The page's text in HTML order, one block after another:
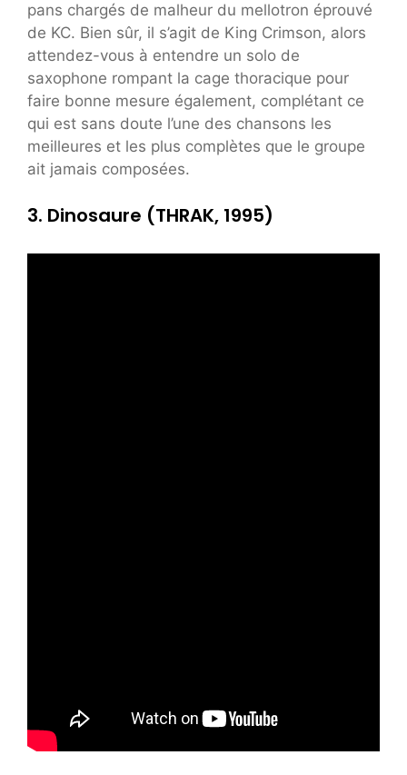
pans chargés de malheur du mellotron éprouvé
de KC. Bien sûr, il s’agit de King Crimson, alors
attendez-vous à entendre un solo de
saxophone rompant la cage thoracique pour
faire bonne mesure également, complétant ce
qui est sans doute l’une des chansons les
meilleures et les plus complètes que le groupe
ait jamais composées.
3. Dinosaure (THRAK, 1995)